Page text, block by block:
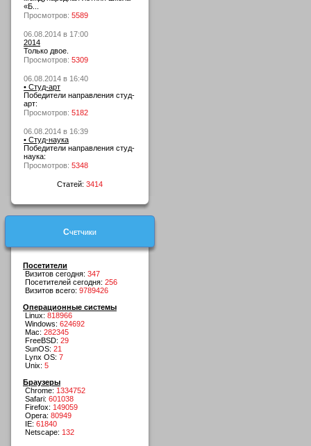
«Б...
Просмотров: 5589
06.08.2014 в 17:00
2014
Только двое.
Просмотров: 5309
06.08.2014 в 16:40
• Студ-арт
Победители направления студ-
арт:
Просмотров: 5182
06.08.2014 в 16:39
• Студ-наука
Победители направления студ-
наука:
Просмотров: 5348
Статей: 3414
Счетчики
Посетители
Визитов сегодня: 347
Посетителей сегодня: 256
Визитов всего: 9789426
Операционные системы
Linux: 818966
Windows: 624692
Mac: 282345
FreeBSD: 29
SunOS: 21
Lynx OS: 7
Unix: 5
Браузеры
Chrome: 1334752
Safari: 601038
Firefox: 149059
Opera: 80949
IE: 61840
Netscape: 132